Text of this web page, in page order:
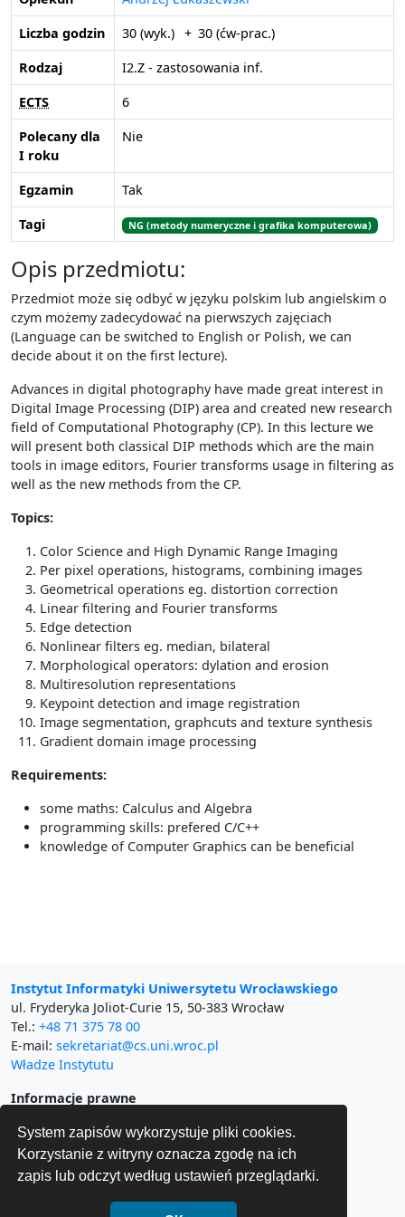
System zapisów wykorzystuje pliki cookies.
Korzystanie z witryny oznacza zgodę na ich
zapis lub odczyt według ustawień przeglądarki.
Inżynieria oprogramowania (L)
Rachunek prawdopodobieństwa (I)
Społeczno-ekonomiczne aspekty informatyki (I)
Wszyscy opiekunowie
Semestr
Wszystkie statusy propozycji
Pokaż tylko przedmioty zalecane dla pierwszego roku
Wyczyść filtry
Liczba godzin
30 (wyk.)
30 (ćw-prac.)
Rodzaj
I2.Z - zastosowania inf.
ECTS
6
Polecany dla
I roku
Nie
Egzamin
Tak
Tagi
NG (metody numeryczne i grafika komputerowa)
Opis przedmiotu:
Przedmiot może się odbyć w języku polskim lub angielskim o
czym możemy zadecydować na pierwszych zajęciach
(Language can be switched to English or Polish, we can
decide about it on the first lecture).
Advances in digital photography have made great interest in
Digital Image Processing (DIP) area and created new research
field of Computational Photography (CP). In this lecture we
will present both classical DIP methods which are the main
tools in image editors, Fourier transforms usage in filtering as
well as the new methods from the CP.
Topics:
Color Science and High Dynamic Range Imaging
Per pixel operations, histograms, combining images
Geometrical operations eg. distortion correction
Linear filtering and Fourier transforms
Edge detection
Nonlinear filters eg. median, bilateral
Morphological operators: dylation and erosion
Multiresolution representations
Keypoint detection and image registration
Image segmentation, graphcuts and texture synthesis
Gradient domain image processing
Requirements:
some maths: Calculus and Algebra
programming skills: prefered C/C++
knowledge of Computer Graphics can be beneficial
Algorytmy ewolucyjne
Algorytmy funkcjonalne i trwałe struktury danych
Algorytmy grafowe
Algorytmy i struktury danych
Algorytmy i struktury danych (ang.)
Algorytmy i struktury danych (L)
Algorytmy i struktury danych (M)
Algorytmy Internetu
Algorytmy kwantowe (Q2)
Algorytmy metaheurystyczne
Algorytmy na grafach planarnych
Algorytmy na grafach planarnych
Algorytmy online
Algorytmy probabilistyczne
Algorytmy probabilistyczne
Algorytmy rozproszone
Algorytmy tekstowe
Algorytmy w sieciach bezprzewodowych i sensorowych
An Introduction to Parameterized Algorithms
Analiza danych i wariancji
Analiza matematyczna
Analiza numeryczna
Analiza numeryczna 2
Analiza numeryczna 2: algebra liniowa (Q3)
Analiza numeryczna 2: aproksymacja (Q3)
Analiza numeryczna (M)
Analiza programów komputerowych
Analiza składniowa dla początkujących (½)
Analogowe Moduły i Elementy Budujące Akceleratory
Antropogeniczne zmiany klimatyczne
Approximation Algorithms for Clustering and Facility
Location
Architektura komputerów
Architektury systemów komputerowych
Armie i wojny: hybrydowe i konwencjonalne
Automaty z wagami
Automatyczna weryfikacja (Q1)
Bazy danych
Bazy danych 2
Bezpieczeństwo Informacji
Bezpieczeństwo systemów informatycznych
Bezpieczne obliczenia wielostronne
Blockchain i jego zastosowania
Capturing 3D Humans Project
Instytut Informatyki Uniwersytetu Wrocławskiego
ul. Fryderyka Joliot-Curie 15, 50-383 Wrocław
Tel.: +48 71 375 78 00
E-mail: sekretariat@cs.uni.wroc.pl
Władze Instytutu
Informacje prawne
Regulamin strony
BIP Uniwersytetu Wrocławskiego
Deklaracja dostępności